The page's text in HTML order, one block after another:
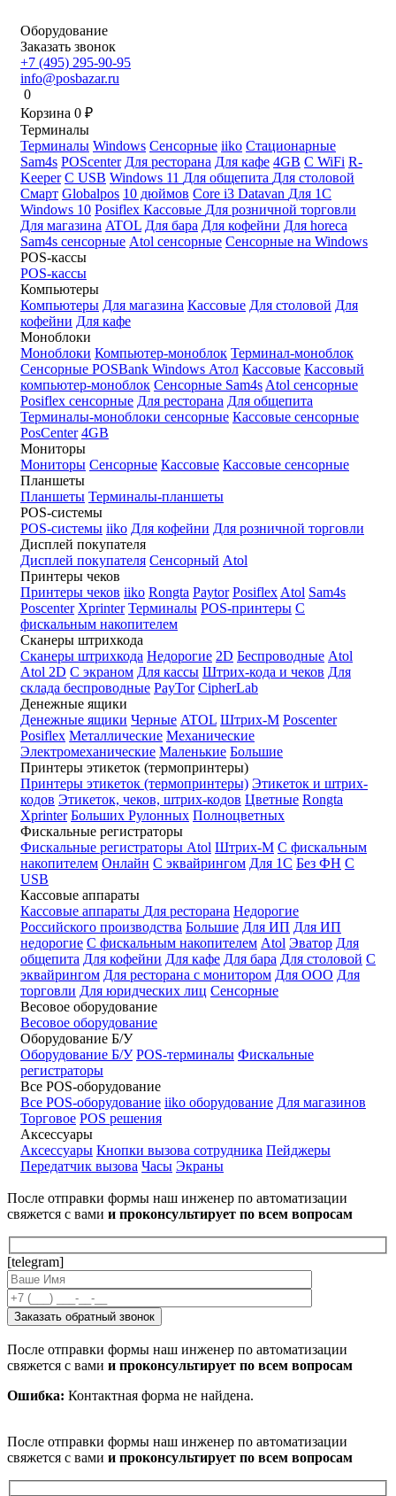
Оборудование
Заказать звонок
+7 (495) 295-90-95
info@posbazar.ru
0
Корзина 0 ₽
Терминалы
Терминалы Windows Сенсорные iiko Стационарные
Sam4s POScenter Для ресторана Для кафе 4GB С WiFi R-
Keeper С USB Windows 11 Для общепита Для столовой
Смарт Globalpos 10 дюймов Core i3 Datavan Для 1С
Windows 10 Posiflex Кассовые Для розничной торговли
Для магазина ATOL Для бара Для кофейни Для horeca
Sam4s сенсорные Atol сенсорные Сенсорные на Windows
POS-кассы
POS-кассы
Компьютеры
Компьютеры Для магазина Кассовые Для столовой Для
кофейни Для кафе
Моноблоки
Моноблоки Компьютер-моноблок Терминал-моноблок
Сенсорные POSBank Windows Атол Кассовые Кассовый
компьютер-моноблок Сенсорные Sam4s Atol сенсорные
Posiflex сенсорные Для ресторана Для общепита
Терминалы-моноблоки сенсорные Кассовые сенсорные
PosCenter 4GB
Мониторы
Мониторы Сенсорные Кассовые Кассовые сенсорные
Планшеты
Планшеты Терминалы-планшеты
POS-системы
POS-системы iiko Для кофейни Для розничной торговли
Дисплей покупателя
Дисплей покупателя Сенсорный Atol
Принтеры чеков
Принтеры чеков iiko Rongta Paytor Posiflex Atol Sam4s
Poscenter Xprinter Терминалы POS-принтеры С
фискальным накопителем
Сканеры штрихкода
Сканеры штрихкода Недорогие 2D Беспроводные Atol
Atol 2D С экраном Для кассы Штрих-кода и чеков Для
склада беспроводные PayTor CipherLab
Денежные ящики
Денежные ящики Черные ATOL Штрих-М Poscenter
Posiflex Металлические Механические
Электромеханические Маленькие Большие
Принтеры этикеток (термопринтеры)
Принтеры этикеток (термопринтеры) Этикеток и штрих-
кодов Этикеток, чеков, штрих-кодов Цветные Rongta
Xprinter Больших Рулонных Полноцветных
Фискальные регистраторы
Фискальные регистраторы Atol Штрих-М С фискальным
накопителем Онлайн С эквайрингом Для 1С Без ФН С
USB
Кассовые аппараты
Кассовые аппараты Для ресторана Недорогие
Российского производства Большие Для ИП Для ИП
недорогие С фискальным накопителем Atol Эватор Для
общепита Для кофейни Для кафе Для бара Для столовой С
эквайрингом Для ресторана с монитором Для ООО Для
торговли Для юридческих лиц Сенсорные
Весовое оборудование
Весовое оборудование
Оборудование Б/У
Оборудование Б/У POS-терминалы Фискальные
регистраторы
Все POS-оборудование
Все POS-оборудование iiko оборудование Для магазинов
Торговое POS решения
Аксессуары
Аксессуары Кнопки вызова сотрудника Пейджеры
Передатчик вызова Часы Экраны
После отправки формы наш инженер по автоматизации
свяжется с вами и проконсультирует по всем вопросам
[telegram]
После отправки формы наш инженер по автоматизации
свяжется с вами и проконсультирует по всем вопросам
Ошибка: Контактная форма не найдена.
После отправки формы наш инженер по автоматизации
свяжется с вами и проконсультирует по всем вопросам